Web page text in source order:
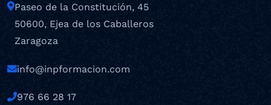
Paseo de la Constitución, 45
50600, Ejea de los Caballeros
Zaragoza
info@inpformacion.com
976 66 28 17